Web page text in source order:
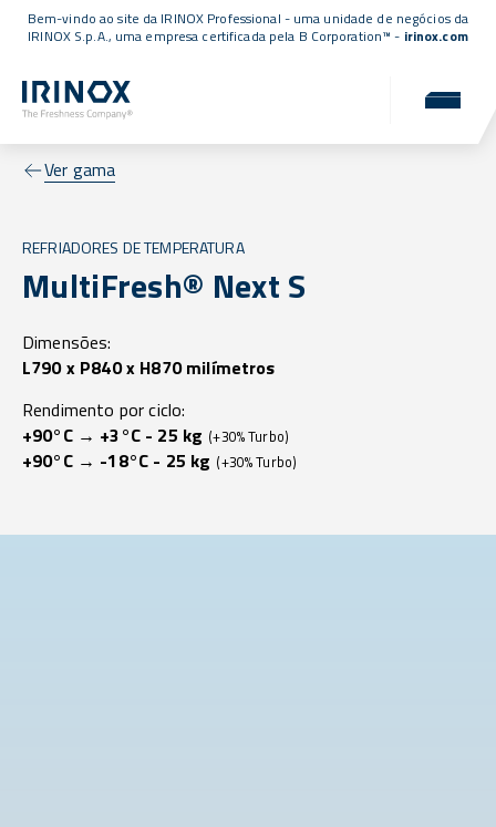
Bem-vindo ao site da IRINOX Professional - uma unidade de negócios da
IRINOX S.p.A., uma empresa certificada pela B Corporation™ - irinox.com
Ver gama
REFRIADORES DE TEMPERATURA
MultiFresh® Next S
Dimensões:
L790 x P840 x H870 milímetros
Rendimento por ciclo:
+90°C → +3°C - 25 kg (+30% Turbo)
+90°C → -18°C - 25 kg (+30% Turbo)